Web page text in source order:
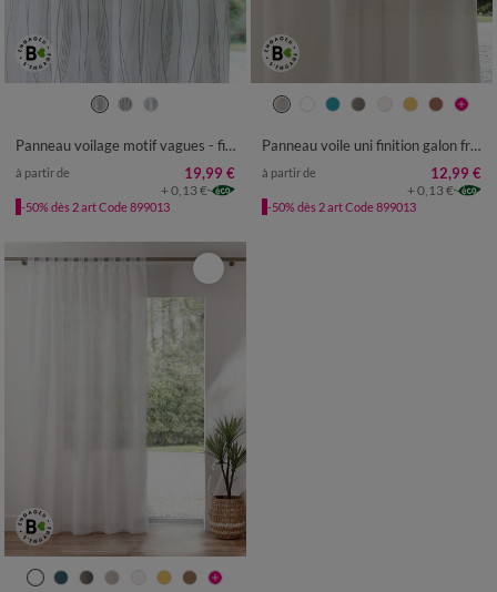
Panneau voilage motif vagues - finition œillets
à partir de 19,99 €
+ 0,13 €
-50% dès 2 art Code 899013
Panneau voile uni finition galon fronceur
à partir de 12,99 €
+ 0,13 €
-50% dès 2 art Code 899013